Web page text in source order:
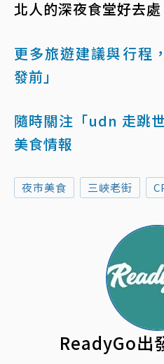
北人的深夜食堂好去處
更多旅遊建議與行程
發前」
隨時關注「udn 走跳
美食情報
夜市美食 三峽老街
ReadyGo出